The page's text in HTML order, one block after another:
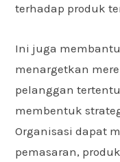
terhadap produk
Ini juga
menargetkan
pelanggan
membentuk
Organisasi dapat
pemasaran,